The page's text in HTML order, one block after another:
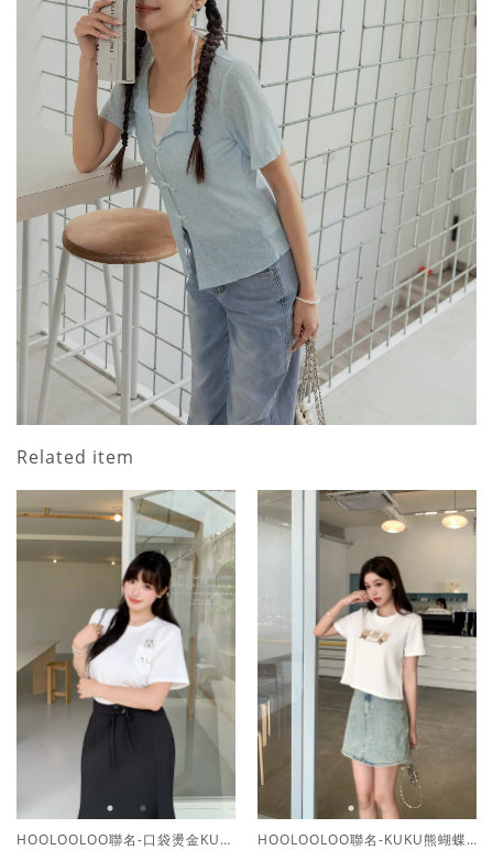
Related item
HOOLOOLOO聯名-口袋燙金KUKU熊短袖上衣
HOOLOOLOO聯名-KUKU熊蝴蝶結短袖上衣